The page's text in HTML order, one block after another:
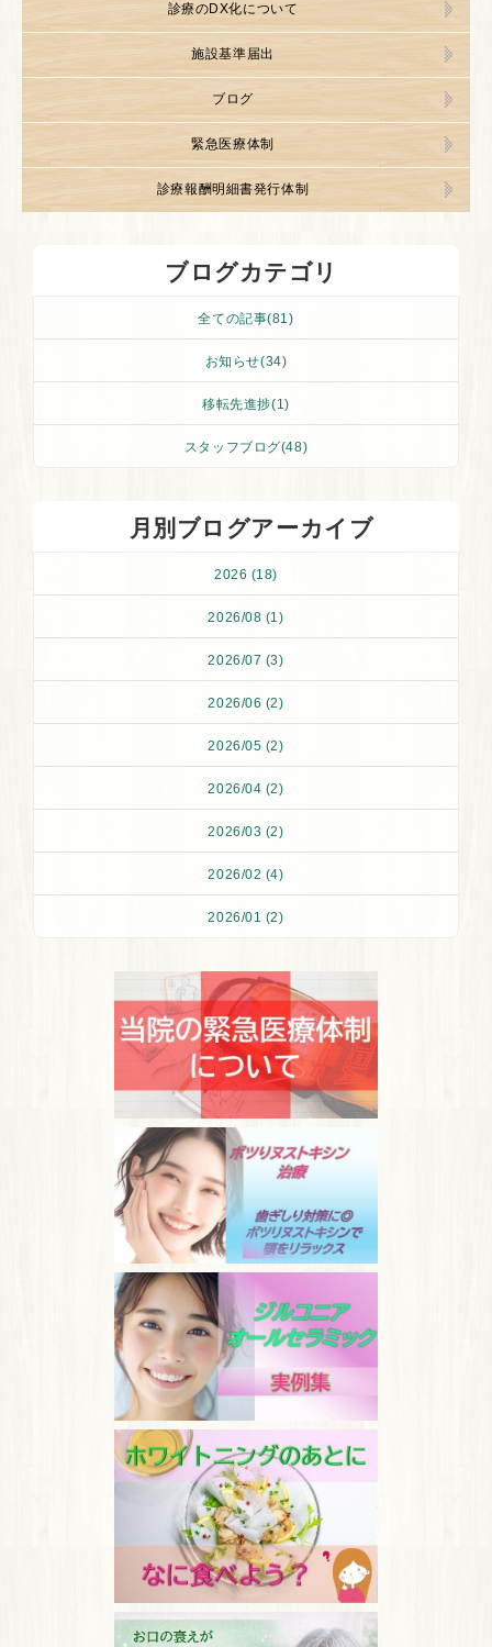
診療のDX化について
施設基準届出
ブログ
緊急医療体制
診療報酬明細書発行体制
ブログカテゴリ
全ての記事(81)
お知らせ(34)
移転先進捗(1)
スタッフブログ(48)
月別ブログアーカイブ
2026 (18)
2026/08 (1)
2026/07 (3)
2026/06 (2)
2026/05 (2)
2026/04 (2)
2026/03 (2)
2026/02 (4)
2026/01 (2)